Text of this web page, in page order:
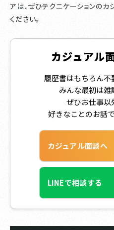
アは、ぜひテクニケーションの
ください。
カジュアル
履歴書はもちろん
みんな最初は雑
ぜひお仕事以
好きなことのお話
カジュアル面談へ
LINEで相談する